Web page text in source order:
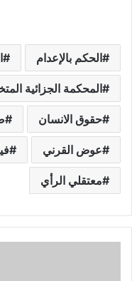
الحكم بالإعدام
المحكمة الجزائية
حقوق الانسان
عوض القرني
معتقلي الرأي